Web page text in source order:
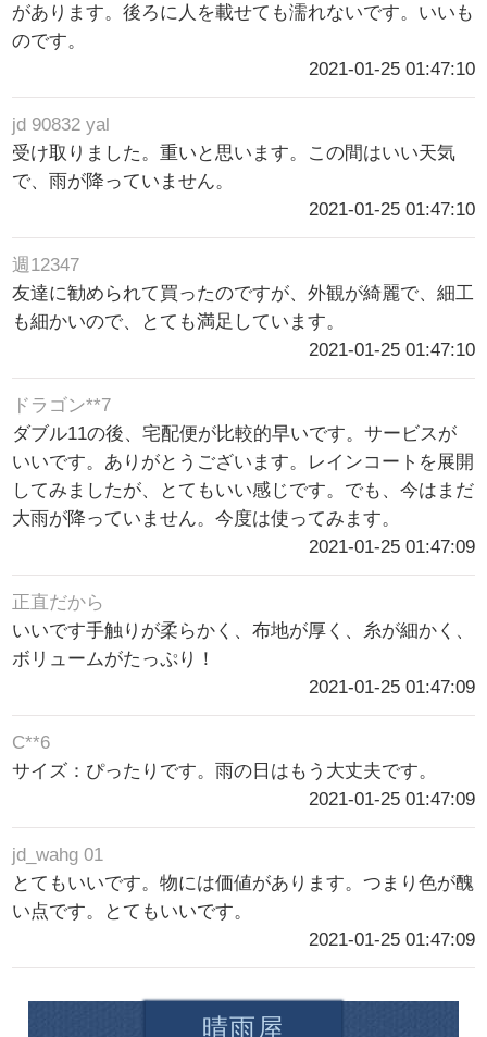
があります。後ろに人を載せても濡れないです。いいも
のです。
2021-01-25 01:47:10
jd 90832 yal
受け取りました。重いと思います。この間はいい天気
で、雨が降っていません。
2021-01-25 01:47:10
週12347
友達に勧められて買ったのですが、外観が綺麗で、細工
も細かいので、とても満足しています。
2021-01-25 01:47:10
ドラゴン**7
ダブル11の後、宅配便が比較的早いです。サービスが
いいです。ありがとうございます。レインコートを展開
してみましたが、とてもいい感じです。でも、今はまだ
大雨が降っていません。今度は使ってみます。
2021-01-25 01:47:09
正直だから
いいです手触りが柔らかく、布地が厚く、糸が細かく、
ボリュームがたっぷり！
2021-01-25 01:47:09
C**6
サイズ：ぴったりです。雨の日はもう大丈夫です。
2021-01-25 01:47:09
jd_wahg 01
とてもいいです。物には価値があります。つまり色が醜
い点です。とてもいいです。
2021-01-25 01:47:09
晴雨屋